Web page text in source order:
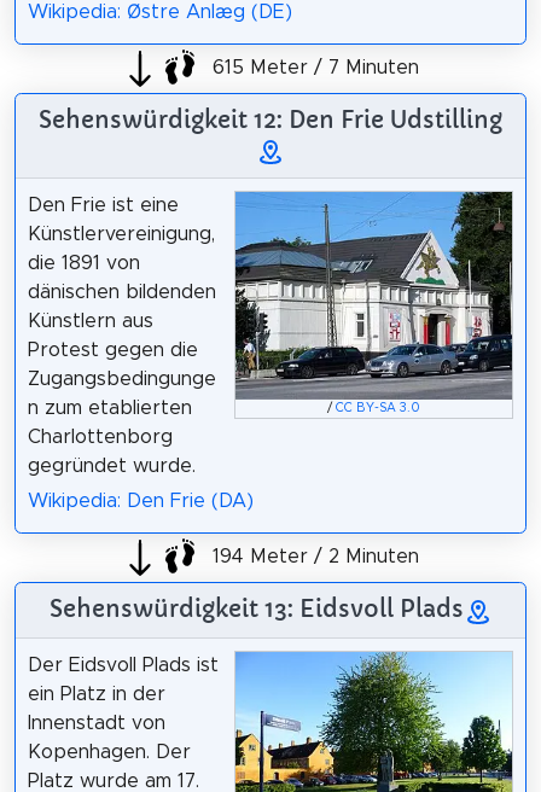
Wikipedia: Østre Anlæg (DE)
615 Meter / 7 Minuten
Sehenswürdigkeit 12: Den Frie Udstilling
/CC BY-SA 3.0
Den Frie ist eine
Künstlervereinigung,
die 1891 von
dänischen bildenden
Künstlern aus
Protest gegen die
Zugangsbedingunge
n zum etablierten
Charlottenborg
gegründet wurde.
Wikipedia: Den Frie (DA)
194 Meter / 2 Minuten
Sehenswürdigkeit 13: Eidsvoll Plads
Der Eidsvoll Plads ist
ein Platz in der
Innenstadt von
Kopenhagen. Der
Platz wurde am 17.